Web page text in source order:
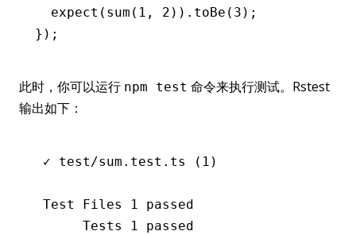
  expect
( sum ( 1 , 2 )) .toBe ( 3 );
});
此时，你可以运行 npm test 命令来执行测试。Rstest
输出如下：
✓ test/sum.test.ts (1)
Test Files 1 passed
      Tests 1 passed